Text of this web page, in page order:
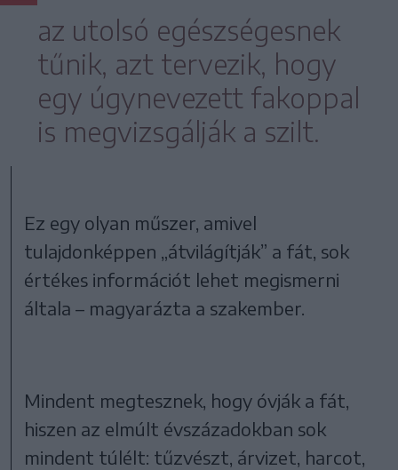
az utolsó egészségesnek
tűnik, azt tervezik, hogy
egy úgynevezett fakoppal
is megvizsgálják a szilt.
Ez egy olyan műszer, amivel
tulajdonképpen „átvilágítják” a fát, sok
értékes információt lehet megismerni
általa – magyarázta a szakember.
Mindent megtesznek, hogy óvják a fát,
hiszen az elmúlt évszázadokban sok
mindent túlélt: tűzvészt, árvizet, harcot,